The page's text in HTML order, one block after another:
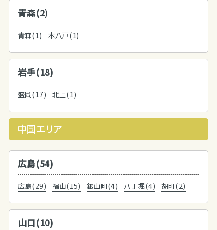
青森(2)
青森(1) 本八戸(1)
岩手(18)
盛岡(17) 北上(1)
中国エリア
広島(54)
広島(29) 福山(15) 銀山町(4) 八丁堀(4) 胡町(2)
山口(10)